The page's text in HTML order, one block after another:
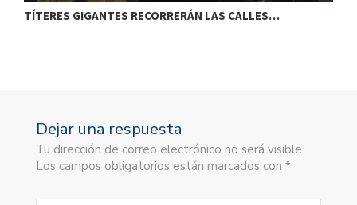
TÍTERES GIGANTES RECORRERÁN LAS CALLES…
Dejar una respuesta
Tu dirección de correo electrónico no será visible.
Los campos obligatorios están marcados con *